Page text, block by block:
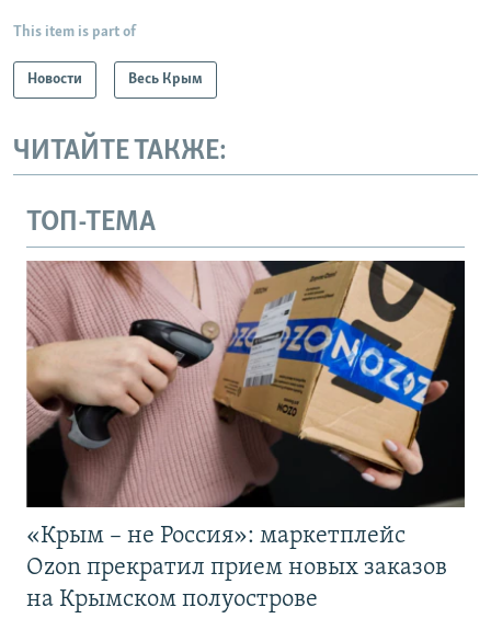
This item is part of
Новости Весь Крым
ЧИТАЙТЕ ТАКЖЕ:
ТОП-ТЕМА
«Крым – не Россия»: маркетплейс
Ozon прекратил прием новых заказов
на Крымском полуострове